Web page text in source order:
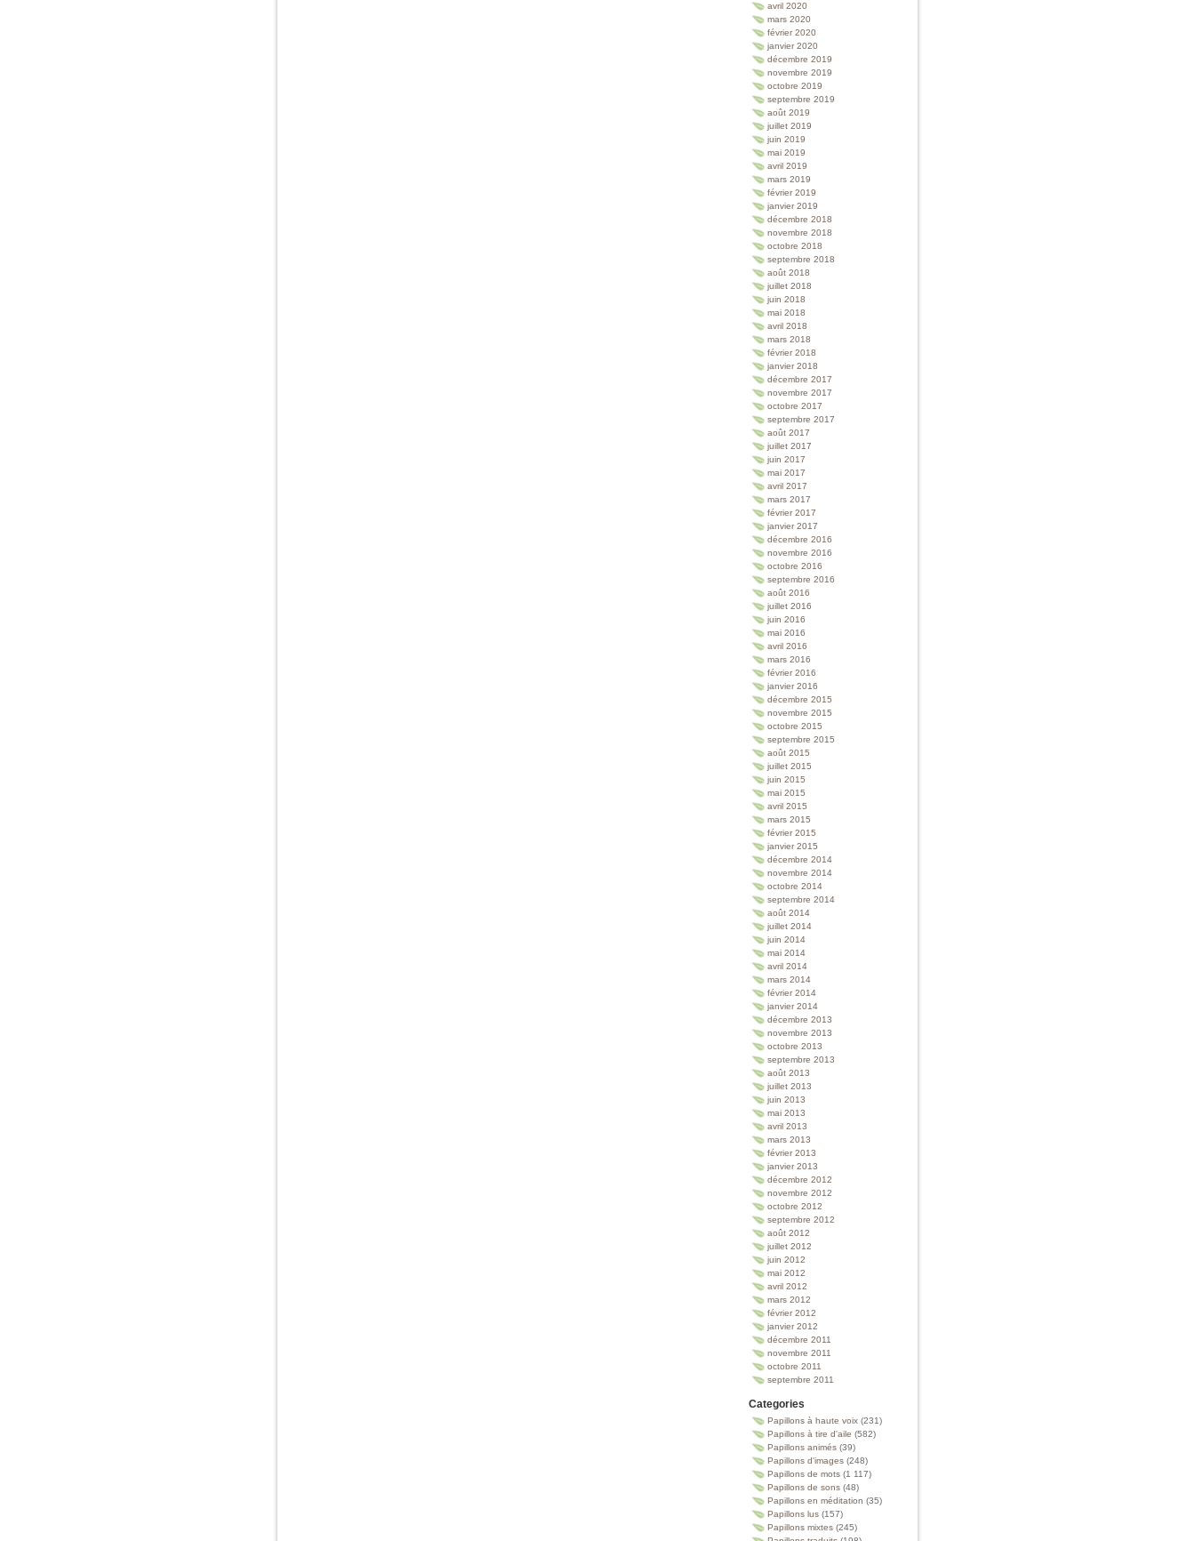
avril 2020
mars 2020
février 2020
janvier 2020
décembre 2019
novembre 2019
octobre 2019
septembre 2019
août 2019
juillet 2019
juin 2019
mai 2019
avril 2019
mars 2019
février 2019
janvier 2019
décembre 2018
novembre 2018
octobre 2018
septembre 2018
août 2018
juillet 2018
juin 2018
mai 2018
avril 2018
mars 2018
février 2018
janvier 2018
décembre 2017
novembre 2017
octobre 2017
septembre 2017
août 2017
juillet 2017
juin 2017
mai 2017
avril 2017
mars 2017
février 2017
janvier 2017
décembre 2016
novembre 2016
octobre 2016
septembre 2016
août 2016
juillet 2016
juin 2016
mai 2016
avril 2016
mars 2016
février 2016
janvier 2016
décembre 2015
novembre 2015
octobre 2015
septembre 2015
août 2015
juillet 2015
juin 2015
mai 2015
avril 2015
mars 2015
février 2015
janvier 2015
décembre 2014
novembre 2014
octobre 2014
septembre 2014
août 2014
juillet 2014
juin 2014
mai 2014
avril 2014
mars 2014
février 2014
janvier 2014
décembre 2013
novembre 2013
octobre 2013
septembre 2013
août 2013
juillet 2013
juin 2013
mai 2013
avril 2013
mars 2013
février 2013
janvier 2013
décembre 2012
novembre 2012
octobre 2012
septembre 2012
août 2012
juillet 2012
juin 2012
mai 2012
avril 2012
mars 2012
février 2012
janvier 2012
décembre 2011
novembre 2011
octobre 2011
septembre 2011
Categories
Papillons à haute voix (231)
Papillons à tire d'aile (582)
Papillons animés (39)
Papillons d'images (248)
Papillons de mots (1 117)
Papillons de sons (48)
Papillons en méditation (35)
Papillons lus (157)
Papillons mixtes (245)